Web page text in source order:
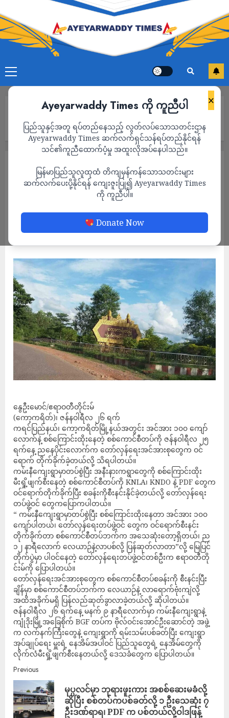
×
Ayeyarwaddy Times ကို ကူညီပါ
ပြည်သူနှင့်အတူ ရပ်တည်နေသည့် လွတ်လပ်သောသတင်းဌာန
Ayeyarwaddy Times ဆက်လက်ရှင်သန်ရပ်တည်နိုင်ရန်
သင်၏ကူညီထောက်ပံ့မှု အထူးလိုအပ်နေပါသည်။
မြန်မာပြည်သူလူထုထံ တိကျမှန်ကန်သောသတင်းများ
ဆက်လက်ပေးပို့နိုင်ရန် ကျေးဇူးပြု၍ Ayeyarwaddy Times
ကို ကူညီပါ။
Donate Now
စစ်ကြောင်းတိုက်ခိုက်ခံရ၊ အသေဆုံးများနိုင်
ကော့ကရိတ်မြို့နယ်အတွင်းက အင်အား ၁၀၀ ပါ
စစ်ကောင်စီစစ်ကြောင်းတိုက်ခိုက်ခံရ၊ အသေဆုံး
များနိုင်
ADMIN JANUARY 26, 2023
နွေဦးမောင်/ဧရာဝတီတိုင်းမ်
(ကော့ကရိတ်)၊ ဇန်နဝါရီလ ၂၆ ရက်
ကရင်ပြည်နယ်၊ ကော့ကရိတ်မြို့နယ်အတွင်း အင်အား ၁၀၀ ကျော်
လောက်နဲ့ စစ်ကြောင်းထိုးနေတဲ့ စစ်ကောင်စီတပ်ကို ဇန်နဝါရီလ ၂၅
ရက်နေ့ ညနေပိုင်းလောက်က တော်လှန်ရေးအင်အားစုတွေက ဝင်
ရောက် တိုက်ခိုက်ခဲ့တယ်လို့ သိရပါတယ်။
ကမ်းနီကျေးရွာမှာတပ်စွဲပြီး အနီးနားကရွာတွေကို စစ်ကြောင်းထိုး
မီးရှို့ဖျက်စီးနေတဲ့ စစ်ကောင်စီတပ်ကို KNLA၊ KNDO နဲ့ PDF တွေက
ဝင်ရောက်တိုက်ခိုက်ပြီး စခန်းကိုစီးနင်းနိုင်ခဲ့တယ်လို့ တော်လှန်ရေး
တပ်ဖွဲ့ဝင် တွေကပြောကပါတယ်။
“ ကမ်းနီကျေးရွာမှာတပ်စွဲပြီး စစ်ကြောင်းထိုးနေတာ အင်အား ၁၀၀
ကျော်ပါတယ်၊ တော်လှန်ရေးတပ်ဖွဲ့ဝင် တွေက ဝင်ရောက်စီးနင်း
တိုက်ခိုက်တာ စစ်ကောင်စီတပ်ဘက်က အသေဆုံးတော့ရှိတယ်၊ ည
၁၂ နာရီလောက် လေယာဉ်နဲ့လာပစ်လို့ ပြန်ဆုတ်လာတာ”လို့ မြေပြင်
တိုက်ပွဲမှာ ပါဝင်နေတဲ့ တော်လှန်ရေးတပ်ဖွဲ့ဝင်တစ်ဦးက ဧရာဝတီတို
င်းမ်ကို ပြောပါတယ်။
တော်လှန်ရေးအင်အားစုတွေက စစ်ကောင်စီတပ်စခန်းကို စီးနင်းပြီး
ချိန်မှာ စစ်ကောင်စီတပ်ဘက်က လေယာဉ်နဲ့ လာရောက်ဗုံးကျဲလို့
အထိအခိုက်မရှိ ပြန်လည်ဆုတ်ခွာလာခဲ့တယ်လို့ ဆိုပါတယ်။
ဇန်နဝါရီလ ၂၆ ရက်နေ့ မနက် ၉ နာရီလောက်မှာ ကမ်းနီကျေးရွာနဲ့
ကျုံဒိုးမြို့အခြေစိုက် BGF တပ်က ဗိုလ်ဝင်းအောင်ဦးဆောင်တဲ့ အဖွဲ့
က လက်နက်ကြီးတွေနဲ့ ကျေးရွာကို ရမ်းသမ်းပစ်ခတ်ပြီး ကျေးရွာ
အုပ်ချုပ်ရေး မှူးရဲ့ နေအိမ်အပါဝင် ပြည်သူတွေရဲ့ နေအိမ်တွေကို
လိုက်လံမီးရှို့ဖျက်စီးနေတယ်လို့ ဒေသခံတွေက ပြောပါတယ်။
Previous
မုပ္ပလင်မှာ ဘုရားဖူးကား အစစ်ဆေးမခံလို့
ဆိုပြီး စစ်တပ်ကပစ်ခတ်လို့ ၁ ဦးသေဆုံး ၇
ဦးဒဏ်ရာရ၊ PDF က ပစ်တယ်လို့ဝါဒဖြန့်